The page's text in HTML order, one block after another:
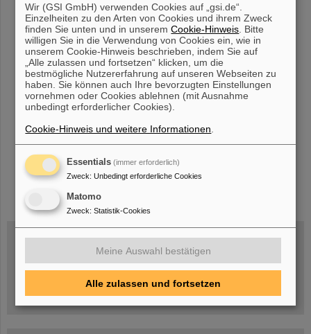
und FAIR GmbH (nachfolgend "GSI & FAIR" genannt) sind zum
01.01.2024 von
« .... 40 41 42 43 44 45 46 47 48
49
»
helmholtz.social
GSI/FAIR/Goethe-Universität
Wir (GSI GmbH) verwenden Cookies auf „gsi.de“.
Einzelheiten zu den Arten von Cookies und ihrem Zweck
finden Sie unten und in unseremCookie-Hinweis . Bitte
willigen Sie in die Verwendung von Cookies ein, wie in
unserem Cookie-Hinweis beschrieben, indem Sie auf
„Alle zulassen und fortsetzen“ klicken, um die
bestmögliche Nutzererfahrung auf unseren Webseiten zu
haben. Sie können auch Ihre bevorzugten Einstellungen
vornehmen oder Cookies ablehnen (mit Ausnahme
unbedingt erforderlicher Cookies).
Cookie-Hinweis und weitere Informationen
Essentials (immer erforderlich)
Zweck: Unbedingt erforderliche Cookies
Matomo
Zweck: Statistik-Cookies
Meine Auswahl bestätigen
Alle zulassen und fortsetzen